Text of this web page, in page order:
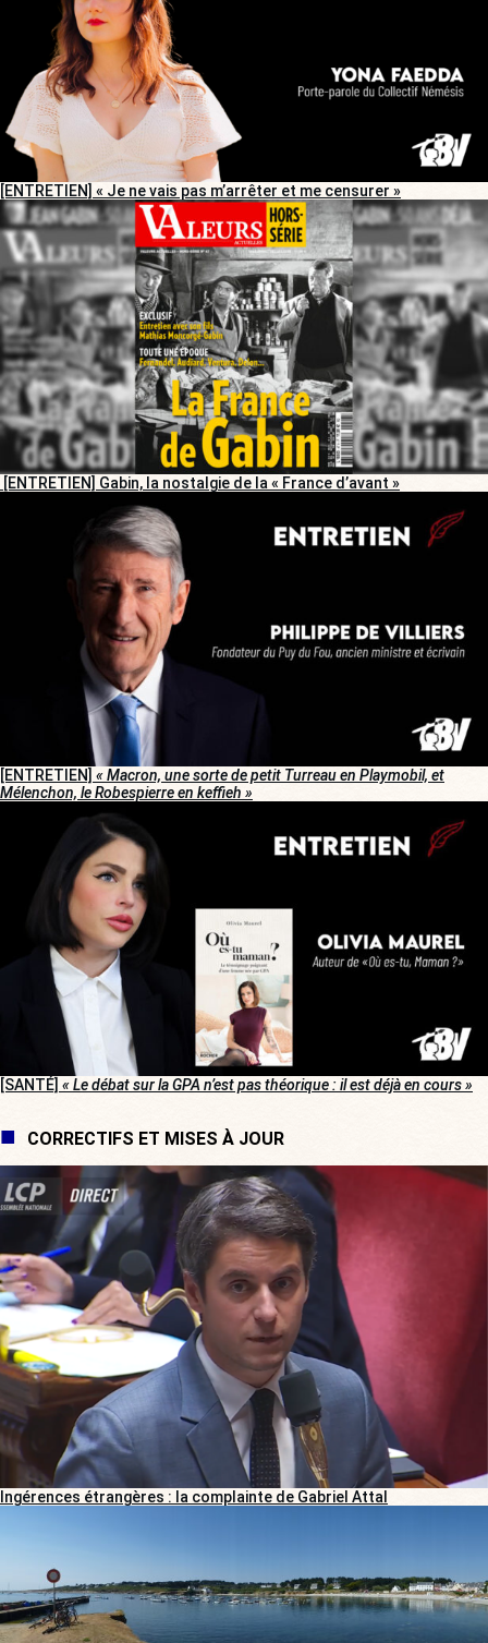
[ENTRETIEN] « Je ne vais pas m’arrêter et me censurer »
[ENTRETIEN] Gabin, la nostalgie de la « France d’avant »
[ENTRETIEN] « Macron, une sorte de petit Turreau en Playmobil, et
Mélenchon, le Robespierre en keffieh »
[SANTÉ] « Le débat sur la GPA n’est pas théorique : il est déjà en cours »
CORRECTIFS ET MISES À JOUR
Ingérences étrangères : la complainte de Gabriel Attal